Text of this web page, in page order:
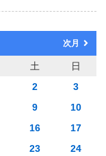
次月
土
日
2
3
9
10
16
17
23 24